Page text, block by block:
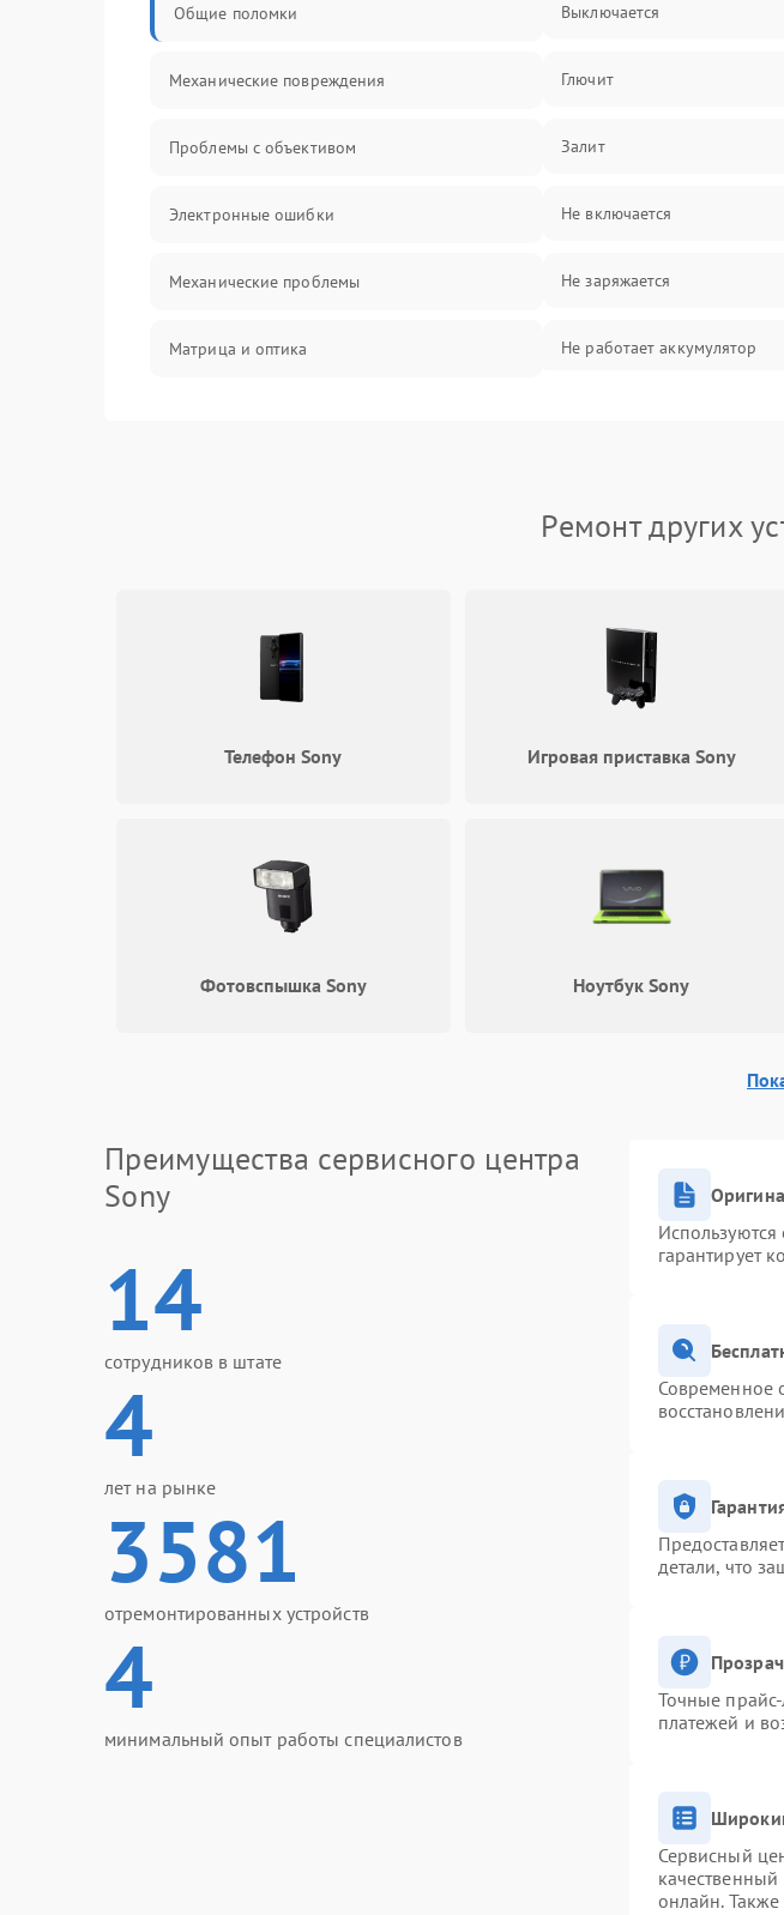
Общие поломки
Механические повреждения
Проблемы с объективом
Электронные ошибки
Механические проблемы
Матрица и оптика
Коммуникации и интерфейсы
Выключается
Глючит
Залит
Не включается
Не заряжается
Не работает аккумулятор
Ремонт других
Телефон Sony Игровая приставка Sony
Фотовспышка Sony Ноутбук Sony
Преимущества сервисного центра
Sony
14
сотрудников в штате
4
лет на рынке
3581
отремонтированных устройств
4
минимальный опыт работы специалистов
гарантирует
Современное
детали, что
Точные
платежей и
Сервисный
онлайн.